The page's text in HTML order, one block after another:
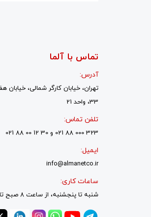
تماس با آلما
آدرس:
تهران، خیابان کارگر شمالی، خیابان
33، واحد 21
تلفن تماس:
323 000 88 021 و 30 12 00 88 021
ایمیل:
info@almanetco.ir
ساعات کاری:
شنبه تا پنجشنبه، از ساعت 8 صبح تا 17 عصر